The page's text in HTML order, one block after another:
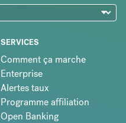
SERVICES
Comment ça marche
Enterprise
Alertes taux
Programme affiliation
Open Banking